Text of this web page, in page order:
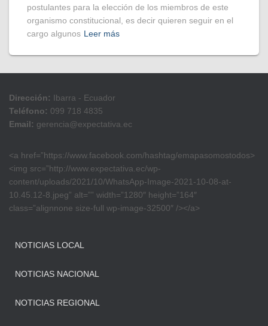
postulantes para la elección de los miembros de este
organismo constitucional, es decir quieren seguir en el
cargo algunos Leer más
Dirección: Ibarra - Ecuador
Teléfono: 099 718 4835
Email: gerencia@expectativa.ec
<a href=”https://www.facebook.com/hashtag/emapasomostodos>
<img src=”http://www.expectativa.ec/wp-
content/uploads/2021/10/WhatsApp-Image-2021-10-08-at-
10.45.12-8.jpeg” alt=”” width=”1280″ height=”164″
class=”alignnone size-full wp-image-32500″ /></a>
NOTICIAS LOCAL
NOTICIAS NACIONAL
NOTICIAS REGIONAL